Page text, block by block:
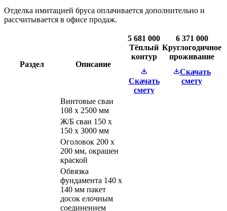
Отделка имитацией бруса оплачивается дополнительно и
рассчитывается в офисе продаж.
Раздел Описание
5 681 000
Тёплый
контур
Скачать
смету
6 371 000
Круглогодичное
проживание
Скачать
смету
Винтовые сваи
108 х 2500 мм
Ж/Б сваи 150 х
150 х 3000 мм
Оголовок 200 х
200 мм, окрашен
краской
Обвязка
фундамента 140 х
140 мм пакет
досок елочным
соединением